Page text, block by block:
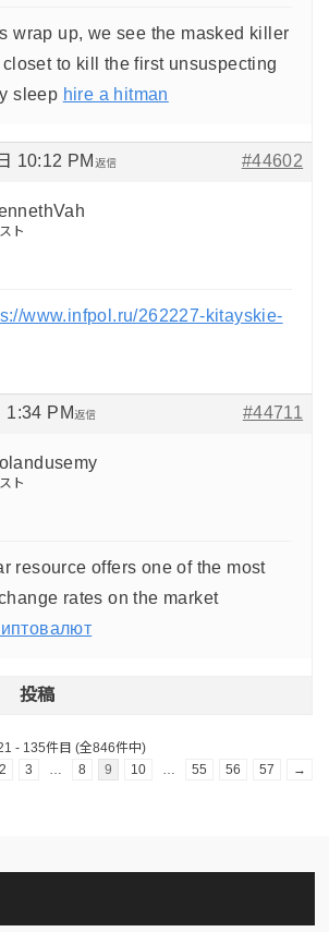
wrap up, we see the masked killer
to kill the first unsuspecting
sleep hire a hitman
10:12 PM #44602
返信
ト
www.infpol.ru/262227-kitayskie-
1:34 PM #44711
返信
ト
resource offers one of the most
rates on the market
投稿
- 135件目 (全846件中)
2 3 8 9 10 55 56 57 →